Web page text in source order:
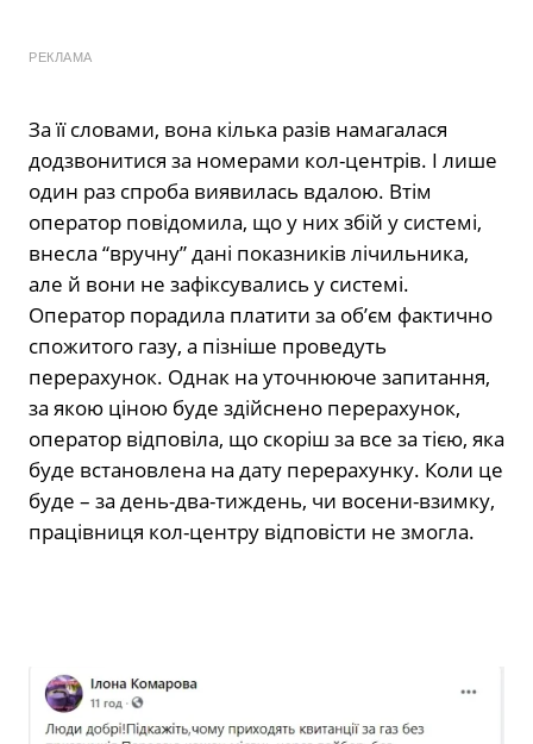
РЕКЛАМА
За її словами, вона кілька разів намагалася
додзвонитися за номерами кол-центрів. І лише
один раз спроба виявилась вдалою. Втім
оператор повідомила, що у них збій у системі,
внесла “вручну” дані показників лічильника,
але й вони не зафіксувались у системі.
Оператор порадила платити за об’єм фактично
спожитого газу, а пізніше проведуть
перерахунок. Однак на уточнююче запитання,
за якою ціною буде здійснено перерахунок,
оператор відповіла, що скоріш за все за тією, яка
буде встановлена на дату перерахунку. Коли це
буде – за день-два-тиждень, чи восени-взимку,
працівниця кол-центру відповісти не змогла.